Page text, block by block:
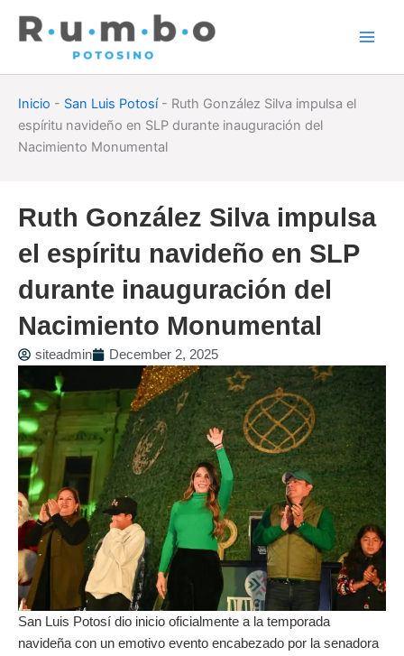
Inicio - San Luis Potosí- Ruth González Silva impulsa el
espíritu navideño en SLP durante inauguración del
Nacimiento Monumental
Ruth González Silva impulsa
el espíritu navideño en SLP
durante inauguración del
Nacimiento Monumental
siteadmin December 2, 2025
San Luis Potosí dio inicio oficialmente a la temporada
navideña con un emotivo evento encabezado por la senadora